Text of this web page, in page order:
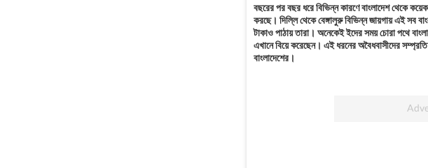
বছরের পর বছর ধরে বিভিন্ন কারণে বাংলাদেশ থেকে
করছে। দিল্লি থেকে বেঙ্গালুরু বিভিন্ন জায়গায় এই সব
টাকাও পাঠায় তারা। অনেকেই ইদের সময় চোরা পথে
এখানে বিয়ে করেছেন। এই ধরনের অবৈধবাসীদের
বাংলাদেশের।